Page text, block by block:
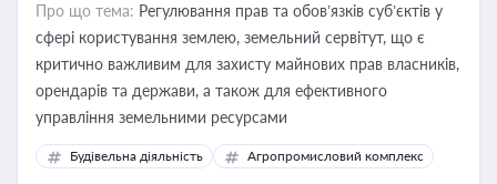
Про що тема: Регулювання прав та обов’язків суб’єктів у
сфері користування землею, земельний сервітут, що є
критично важливим для захисту майнових прав власників,
орендарів та держави, а також для ефективного
управління земельними ресурсами
Будівельна діяльність Агропромисловий комплекс